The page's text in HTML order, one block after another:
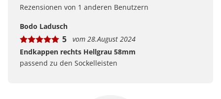
zu können. Uns ist wichtig, transparent zu zeigen, wie
Hinweis Verifizierter Kauf bedeutet.
Erfahren Sie mehr darüber, wie Kundenbewertungen
bei uns funktionieren
Rezensionen von 1 anderen Benutzern
Bodo Ladusch
5
vom 28.August 2024
Endkappen rechts Hellgrau 58mm
passend zu den Sockelleisten